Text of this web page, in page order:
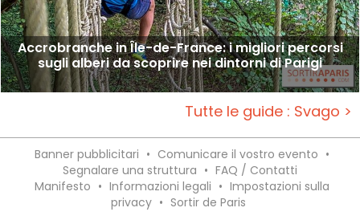
Accrobranche in Île-de-France: i migliori percorsi
sugli alberi da scoprire nei dintorni di Parigi
Tutte le guide : Svago >
Banner pubblicitari • Comunicare il vostro evento •
Segnalare una struttura • FAQ / Contatti
Manifesto • Informazioni legali • Impostazioni sulla
privacy • Sortir de Paris